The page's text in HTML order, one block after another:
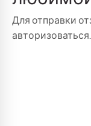
Для отправки
авторизоваться.